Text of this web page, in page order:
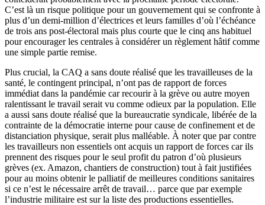
C’est là un risque politique pour un gouvernement qui se confronte à
plus d’un demi-million d’électrices et leurs familles d’où l’échéance
de trois ans post-électoral mais plus courte que le cinq ans habituel
pour encourager les centrales à considérer un règlement hâtif comme
une simple partie remise.
Plus crucial, la CAQ a sans doute réalisé que les travailleuses de la
santé, le contingent principal, n’ont pas de rapport de forces
immédiat dans la pandémie car recourir à la grève ou autre moyen
ralentissant le travail serait vu comme odieux par la population. Elle
a aussi sans doute réalisé que la bureaucratie syndicale, libérée de la
contrainte de la démocratie interne pour cause de confinement et de
distanciation physique, serait plus malléable. À noter que par contre
les travailleurs non essentiels ont acquis un rapport de forces car ils
prennent des risques pour le seul profit du patron d’où plusieurs
grèves (ex. Amazon, chantiers de construction) tout à fait justifiées
pour au moins obtenir le palliatif de meilleures conditions sanitaires
si ce n’est le nécessaire arrêt de travail… parce que par exemple
l’industrie militaire est sur la liste des productions essentielles.